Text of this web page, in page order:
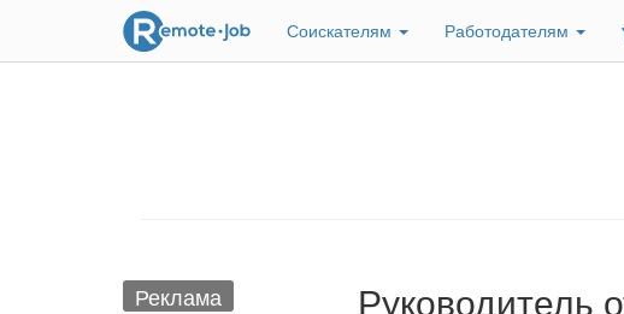
Соискателям Работодателям
Реклама Руководитель